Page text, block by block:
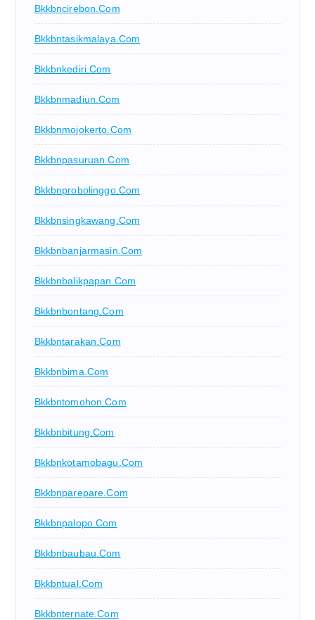
Bkkbncirebon.com
Bkkbntasikmalaya.com
Bkkbnkediri.com
Bkkbnmadiun.com
Bkkbnmojokerto.com
Bkkbnpasuruan.com
Bkkbnprobolinggo.com
Bkkbnsingkawang.com
Bkkbnbanjarmasin.com
Bkkbnbalikpapan.com
Bkkbnbontang.com
Bkkbntarakan.com
Bkkbnbima.com
Bkkbntomohon.com
Bkkbnbitung.com
Bkkbnkotamobagu.com
Bkkbnparepare.com
Bkkbnpalopo.com
Bkkbnbaubau.com
Bkkbntual.com
Bkkbnternate.com